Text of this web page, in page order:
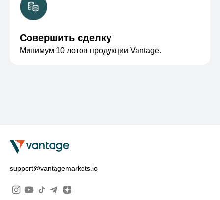
Совершить сделку
Минимум 10 лотов продукции Vantage.
support@vantagemarkets.io